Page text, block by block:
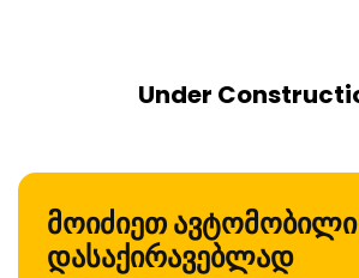
Under
მოიძიეთ ავტომობილი
დასაქირავებლად